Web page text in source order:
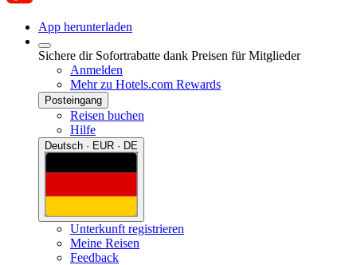
App herunterladen
Sichere dir Sofortrabatte dank Preisen für Mitglieder
Anmelden
Mehr zu Hotels.com Rewards
Posteingang
Reisen buchen
Hilfe
Deutsch · EUR · DE
Unterkunft registrieren
Meine Reisen
Feedback